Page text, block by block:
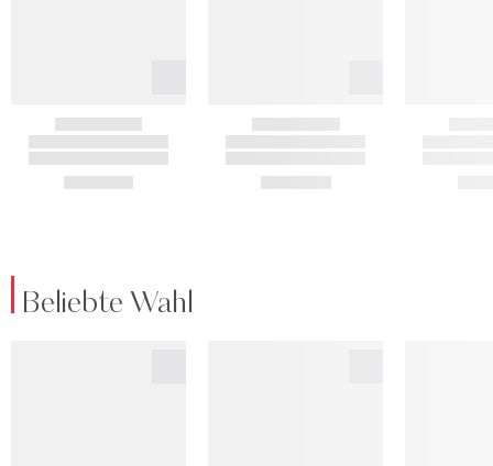
Beliebte Wahl